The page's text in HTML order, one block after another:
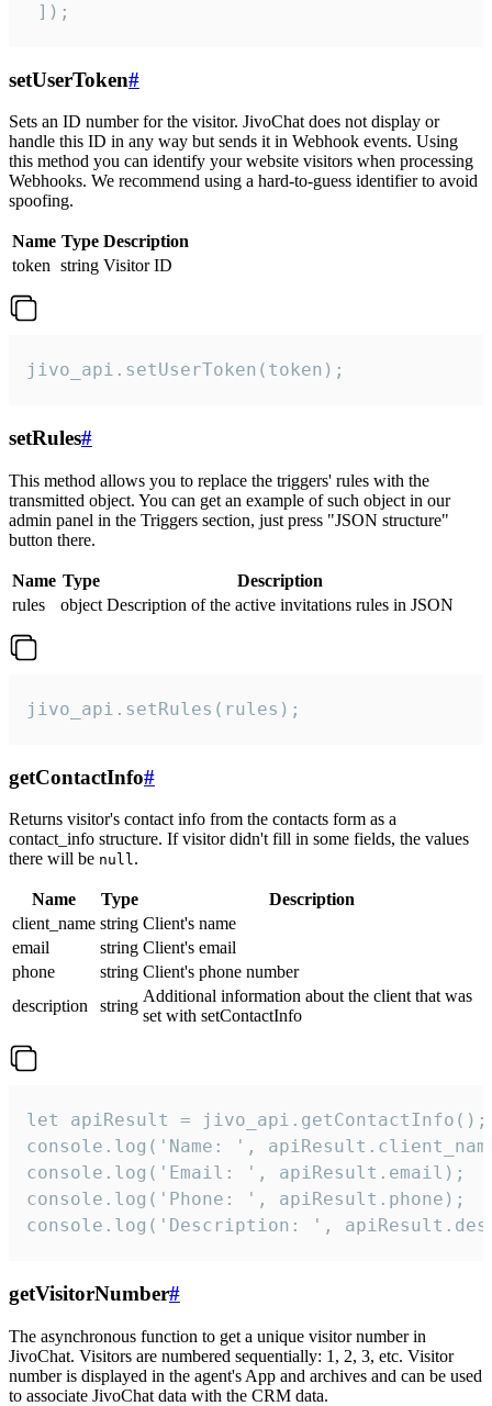
]);
setUserToken#
Sets an ID number for the visitor. JivoChat does not display or
handle this ID in any way but sends it in Webhook events. Using
this method you can identify your website visitors when processing
Webhooks. We recommend using a hard-to-guess identifier to avoid
spoofing.
Name Type Description
token string Visitor ID
jivo_api.setUserToken(token);
setRules#
This method allows you to replace the triggers' rules with the
transmitted object. You can get an example of such object in our
admin panel in the Triggers section, just press "JSON structure"
button there.
Name Type
Description
rules
object Description of the active invitations rules in JSON
jivo_api.setRules(rules);
getContactInfo#
Returns visitor's contact info from the contacts form as a
contact_info structure. If visitor didn't fill in some fields, the values
there will be null.
Name Type
Description
client_name string Client's name
email
string Client's email
phone
string Client's phone number
description
string
Additional information about the client that was
set with setContactInfo
let apiResult = jivo_api.getContactInfo();
console.log('Name: ',
console.log('Email: ', apiResult.email);
console.log('Phone: ', apiResult.phone);
console.log('Description: ',
getVisitorNumber#
The asynchronous function to get a unique visitor number in
JivoChat. Visitors are numbered sequentially: 1, 2, 3, etc. Visitor
number is displayed in the agent's App and archives and can be used
to associate JivoChat data with the CRM data.